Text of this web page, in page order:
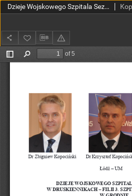
Dzieje Wojskowego Szpitala Sezonowego w Druskiennikach – filii 3 Szpitala Okręgowego w Grodnie